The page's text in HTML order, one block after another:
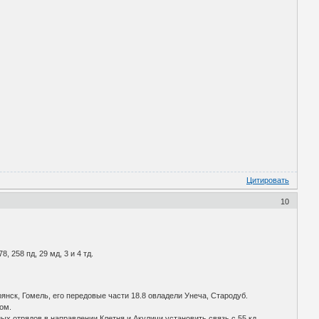
Цитировать
10
258 пд, 29 мд, 3 и 4 тд.
Гомель, его передовые части 18.8 овладели Унеча, Стародуб.